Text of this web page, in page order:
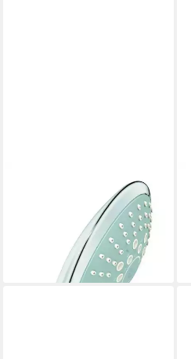
Handbrause Euphoria 110,
Champagne 3 Strahlarten -
lieferbar - in 2-3 Werktagen bei dir